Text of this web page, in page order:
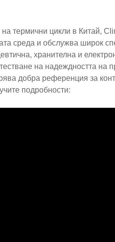
термични цикли в Китай,
среда и обслужва широк
хранителна и
на надеждността на
добра референция за
подробности: